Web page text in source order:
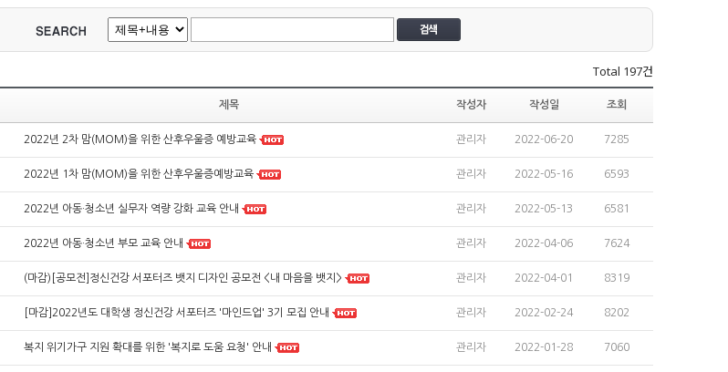
Total 197건
제목 작성자 작성일 조회
2022년 2차 맘(MOM)을 위한 산후우울증 예방교육 관리자 2022-06-20 7285
2022년 1차 맘(MOM)을 위한 산후우울증예방교육 관리자 2022-05-16 6593
2022년 아동·청소년 실무자 역량 강화 교육 안내 관리자 2022-05-13 6581
2022년 아동·청소년 부모 교육 안내 관리자 2022-04-06 7624
(마감)[공모전]정신건강 서포터즈 뱃지 디자인 공모전 <내 마음을 뱃지> 관리자 2022-04-01 8319
[마감]2022년도 대학생 정신건강 서포터즈 '마인드업' 3기 모집 안내 관리자 2022-02-24 8202
복지 위기가구 지원 확대를 위한 '복지로 도움 요청' 안내 관리자 2022-01-28 7060